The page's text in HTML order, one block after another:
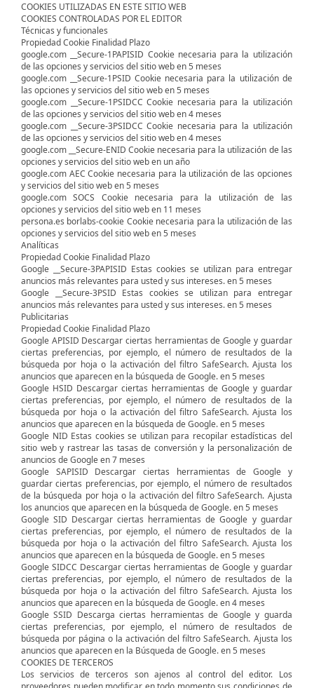
COOKIES UTILIZADAS EN ESTE SITIO WEB
COOKIES CONTROLADAS POR EL EDITOR
Técnicas y funcionales
Propiedad Cookie Finalidad Plazo
google.com __Secure-1PAPISID Cookie necesaria para la utilización
de las opciones y servicios del sitio web en 5 meses
google.com __Secure-1PSID Cookie necesaria para la utilización de
las opciones y servicios del sitio web en 5 meses
google.com __Secure-1PSIDCC Cookie necesaria para la utilización
de las opciones y servicios del sitio web en 4 meses
google.com __Secure-3PSIDCC Cookie necesaria para la utilización
de las opciones y servicios del sitio web en 4 meses
google.com __Secure-ENID Cookie necesaria para la utilización de las
opciones y servicios del sitio web en un año
google.com AEC Cookie necesaria para la utilización de las opciones
y servicios del sitio web en 5 meses
google.com SOCS Cookie necesaria para la utilización de las
opciones y servicios del sitio web en 11 meses
persona.es borlabs-cookie Cookie necesaria para la utilización de las
opciones y servicios del sitio web en 5 meses
Analíticas
Propiedad Cookie Finalidad Plazo
Google __Secure-3PAPISID Estas cookies se utilizan para entregar
anuncios más relevantes para usted y sus intereses. en 5 meses
Google __Secure-3PSID Estas cookies se utilizan para entregar
anuncios más relevantes para usted y sus intereses. en 5 meses
Publicitarias
Propiedad Cookie Finalidad Plazo
Google APISID Descargar ciertas herramientas de Google y guardar
ciertas preferencias, por ejemplo, el número de resultados de la
búsqueda por hoja o la activación del filtro SafeSearch. Ajusta los
anuncios que aparecen en la búsqueda de Google. en 5 meses
Google HSID Descargar ciertas herramientas de Google y guardar
ciertas preferencias, por ejemplo, el número de resultados de la
búsqueda por hoja o la activación del filtro SafeSearch. Ajusta los
anuncios que aparecen en la búsqueda de Google. en 5 meses
Google NID Estas cookies se utilizan para recopilar estadísticas del
sitio web y rastrear las tasas de conversión y la personalización de
anuncios de Google en 7 meses
Google SAPISID Descargar ciertas herramientas de Google y
guardar ciertas preferencias, por ejemplo, el número de resultados
de la búsqueda por hoja o la activación del filtro SafeSearch. Ajusta
los anuncios que aparecen en la búsqueda de Google. en 5 meses
Google SID Descargar ciertas herramientas de Google y guardar
ciertas preferencias, por ejemplo, el número de resultados de la
búsqueda por hoja o la activación del filtro SafeSearch. Ajusta los
anuncios que aparecen en la búsqueda de Google. en 5 meses
Google SIDCC Descargar ciertas herramientas de Google y guardar
ciertas preferencias, por ejemplo, el número de resultados de la
búsqueda por hoja o la activación del filtro SafeSearch. Ajusta los
anuncios que aparecen en la búsqueda de Google. en 4 meses
Google SSID Descarga ciertas herramientas de Google y guarda
ciertas preferencias, por ejemplo, el número de resultados de
búsqueda por página o la activación del filtro SafeSearch. Ajusta los
anuncios que aparecen en la Búsqueda de Google. en 5 meses
COOKIES DE TERCEROS
Los servicios de terceros son ajenos al control del editor. Los